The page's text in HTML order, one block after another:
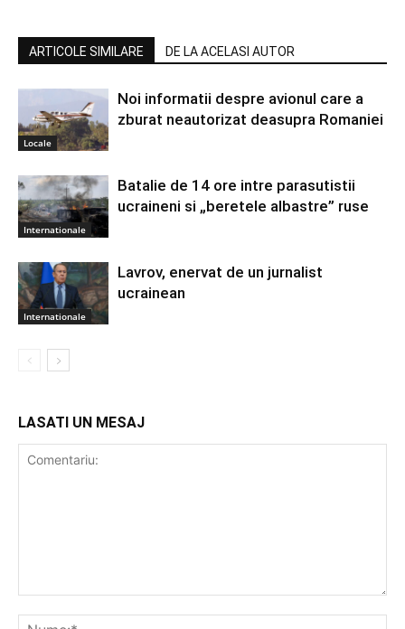
ARTICOLE SIMILARE DE LA ACELASI AUTOR
Locale
Noi informatii despre avionul care a
zburat neautorizat deasupra Romaniei
Internationale
Batalie de 14 ore intre parasutistii
ucraineni si „beretele albastre” ruse
Internationale
Lavrov, enervat de un jurnalist
ucrainean
LASATI UN MESAJ